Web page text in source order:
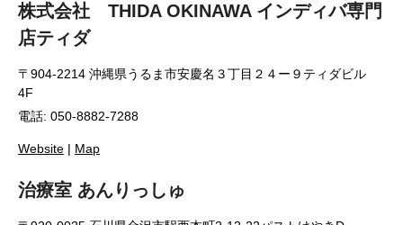
株式会社 THIDA OKINAWA インディバ専門
店ティダ
〒904-2214 沖縄県うるま市安慶名３丁目２４ー９ティダビル
4F
電話: 050-8882-7288
Website | Map
治療室 あんりっしゅ